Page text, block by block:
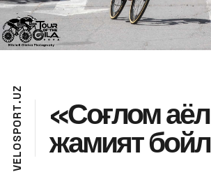
V
E
L
O
S
P
O
R
T
.
U
Z
«Соғлом
жамият